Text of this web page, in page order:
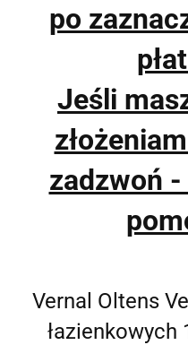
po
Jeśli
zadzwoń
Vernal Oltens
łazienkowych